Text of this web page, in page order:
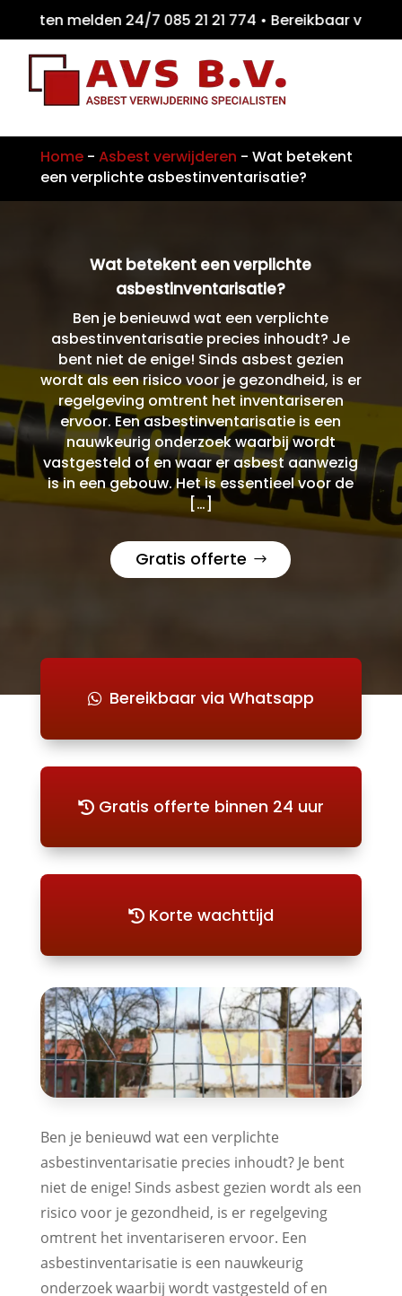
melden 24/7 085 21 21 774 •
Home- Asbest verwijderen - Wat betekent
een verplichte asbestinventarisatie?
Wat betekent een verplichte
asbestinventarisatie?
Ben je benieuwd wat een verplichte
asbestinventarisatie precies inhoudt? Je
bent niet de enige! Sinds asbest gezien
wordt als een risico voor je gezondheid, is er
regelgeving omtrent het inventariseren
ervoor. Een asbestinventarisatie is een
nauwkeurig onderzoek waarbij wordt
vastgesteld of en waar er asbest aanwezig
is in een gebouw. Het is essentieel voor de
[…]
Gratis offerte
Bereikbaar via Whatsapp
Gratis offerte binnen 24 uur
Korte wachttijd
Ben je benieuwd wat een verplichte
asbestinventarisatie precies inhoudt? Je bent
niet de enige! Sinds asbest gezien wordt als een
risico voor je gezondheid, is er regelgeving
omtrent het inventariseren ervoor. Een
asbestinventarisatie is een nauwkeurig
onderzoek waarbij wordt vastgesteld of en